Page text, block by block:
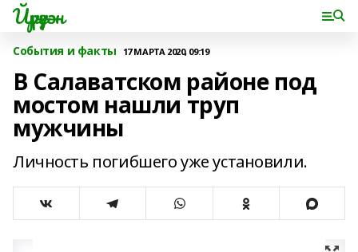
Йүрүҙән
События и факты 17 МАРТА 2020, 09:19
В Салаватском районе под
мостом нашли труп
мужчины
Личность погибшего уже установили.